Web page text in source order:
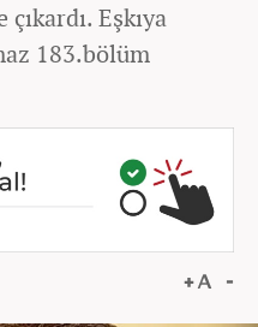
Eşkıya
183.bölüm